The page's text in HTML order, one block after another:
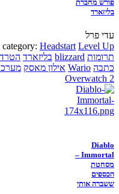
פורש מחברת
בליזארד
עדי פרל
Headstart Level Up
תרומות blizzard בליזארד
כתבה Wario אילון מאסק
Overwatch 2
Diablo
Immortal –
מסחטת
הכספים
ששברה אותי